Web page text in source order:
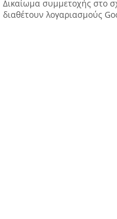
Δικαίωμα συμμετοχής στο
διαθέτουν λογαριασμούς